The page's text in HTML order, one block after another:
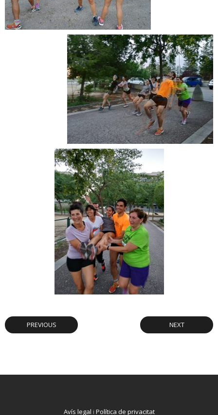
PREVIOUS NEXT
Avís legal i Política de privacitat